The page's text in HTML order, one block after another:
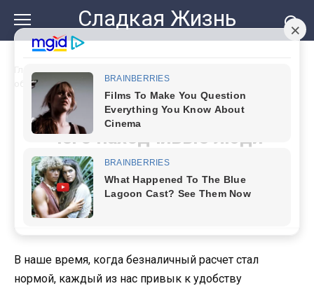
контенту
Сладкая Жизнь
оборачивают в фольгу свои банковские карты
Пригодится каждому. Для
чего находчивые люди
оборачивают в фольгу свои
банковские карты
В наше время, когда безналичный расчет стал
нормой, каждый из нас привык к удобству